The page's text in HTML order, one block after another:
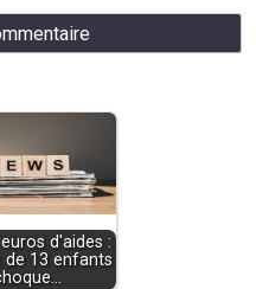
d'aides :
de 13 enfants